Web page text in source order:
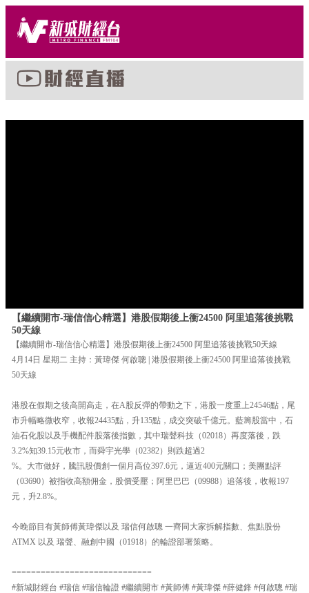
【繼續開市-瑞信信心精選】港股假期後上衝24500 阿里追落後挑戰
50天線
【繼續開市-瑞信信心精選】港股假期後上衝24500 阿里追落後挑戰50天線
4月14日 星期二 主持：黃瑋傑 何啟聰 | 港股假期後上衝24500 阿里追落後挑戰
50天線
港股在假期之後高開高走，在A股反彈的帶動之下，港股一度重上24546點，尾
市升幅略微收窄，收報24435點，升135點，成交突破千億元。藍籌股當中，石
油石化股以及手機配件股落後指數，其中瑞聲科技（02018）再度落後，跌
3.2%知39.15元收市，而舜宇光學（02382）則跌超過2
%。大市做好，騰訊股價創一個月高位397.6元，逼近400元關口；美團點評
（03690）被指收高額佣金，股價受壓；阿里巴巴（09988）追落後，收報197
元，升2.8%。
今晚節目有黃師傅黃瑋傑以及 瑞信何啟聰 一齊同大家拆解指數、焦點股份
ATMX 以及 瑞聲、融創中國（01918）的輪證部署策略。
=============================
#新城財經台 #瑞信 #瑞信輪證 #繼續開市 #黃師傅 #黃瑋傑 #薛健鋒 #何啟聰 #瑞